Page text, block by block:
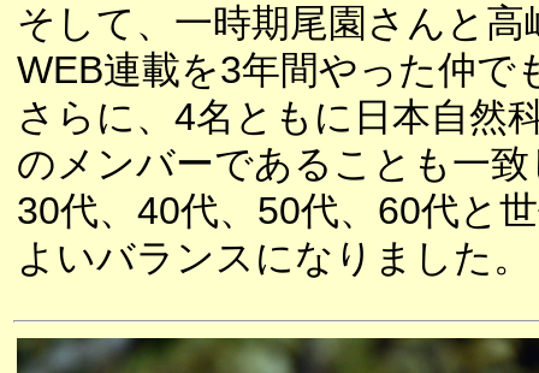
そして、一時期尾園さんと
WEB連載を3年間やった仲で
さらに、4名ともに日本自然
のメンバーであることも一
30代、40代、50代、60代と
よいバランスになりました。